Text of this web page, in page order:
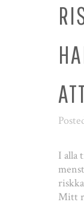
I alla
Mitt